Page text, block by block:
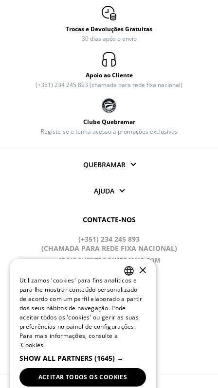
Trocas e Devoluções Gratuitas
30 dias após o envio
Apoio ao Cliente
(+351) 234 245 893 (chamada para rede fixa nacional)
Clube Quebramar
Registe-se e tenha acesso a promoções exclusivas
QUEBRAMAR
AJUDA
CONTACTE-NOS
(+351) 234 245 893
(CHAMADA PARA REDE FIXA NACIONAL)
APOIOCLIENTE@QUEBRAMAR.COM
9:00 - 13:00; 14:00 - 18:00 (GMT)
REDES SOCIAIS
PT
PORTUGUESE
ENGLISH
×
Utilizamos 'cookies' para fins analíticos e
para lhe mostrar conteúdo personalizado
de acordo com um perfil elaborado a partir
dos seus hábitos de navegação. Pode
aceitar todos os 'cookies' ou gerir as suas
preferências no painel de configurações.
Para mais informações, consulte a
'Cookies'.
SHOW ALL PARTNERS (1645) →
ACEITAR TODOS OS COOKIES